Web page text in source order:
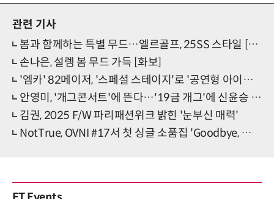
관련 기사
봄과 함께하는 특별 무드…엘르골프, 25SS 스타일 [화보]
손나은, 설렘 봄 무드 가득 [화보]
'엠카' 82메이저, '스페셜 스테이지'로 '공연형 아이돌' 입증
안영미, '개그콘서트'에 뜬다…'19금 개그'에 신윤승 기겁?!
김권, 2025 F/W 파리패션위크 밝힌 '눈부신 매력'
NotTrue, OVNI #17서 첫 싱글 소품집 'Goodbye, my summer' 발매